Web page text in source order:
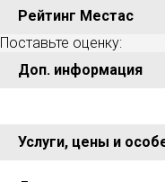
Рейтинг Местас
Поставьте оценку:
Доп. информация
Услуги, цены и